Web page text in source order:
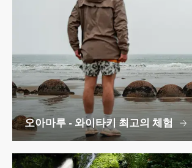
오아마루 - 와이타키 최고의 체험